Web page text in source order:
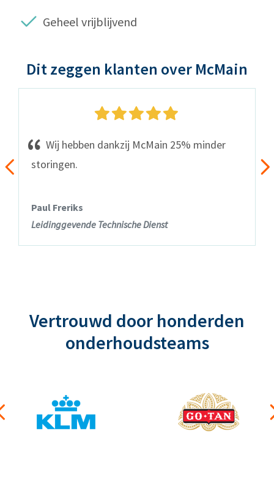
Geheel vrijblijvend
Dit zeggen klanten over McMain
Wij hebben dankzij McMain 25% minder
storingen.
Paul Freriks
Leidinggevende Technische Dienst
Vertrouwd door honderden
onderhoudsteams